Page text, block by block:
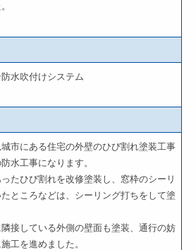
水吹付けシステム
市にある住宅の外壁のひび割れ塗装工事
水工事になります。
たひび割れを改修塗装し、窓枠のシーリ
ところなどは、シーリング打ちをして塗
接している外側の壁面も塗装、通行の妨
工を進めました。